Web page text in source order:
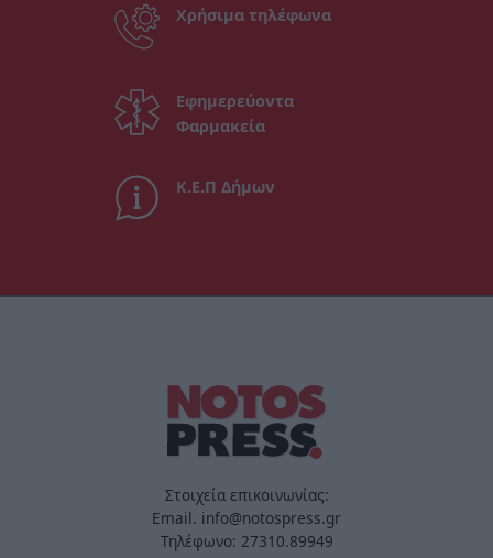
Χρήσιμα τηλέφωνα
Εφημερεύοντα
Φαρμακεία
Κ.Ε.Π Δήμων
Στοιχεία επικοινωνίας:
Email. info@notospress.gr
Τηλέφωνο: 27310.89949